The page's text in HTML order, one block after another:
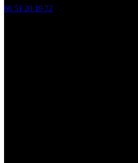
06 51 20 19 72